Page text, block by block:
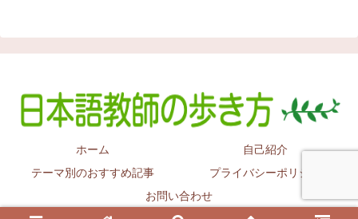
ホーム
自己紹介
テーマ別のおすすめ記事
プライバシーポリシー
お問い合わせ